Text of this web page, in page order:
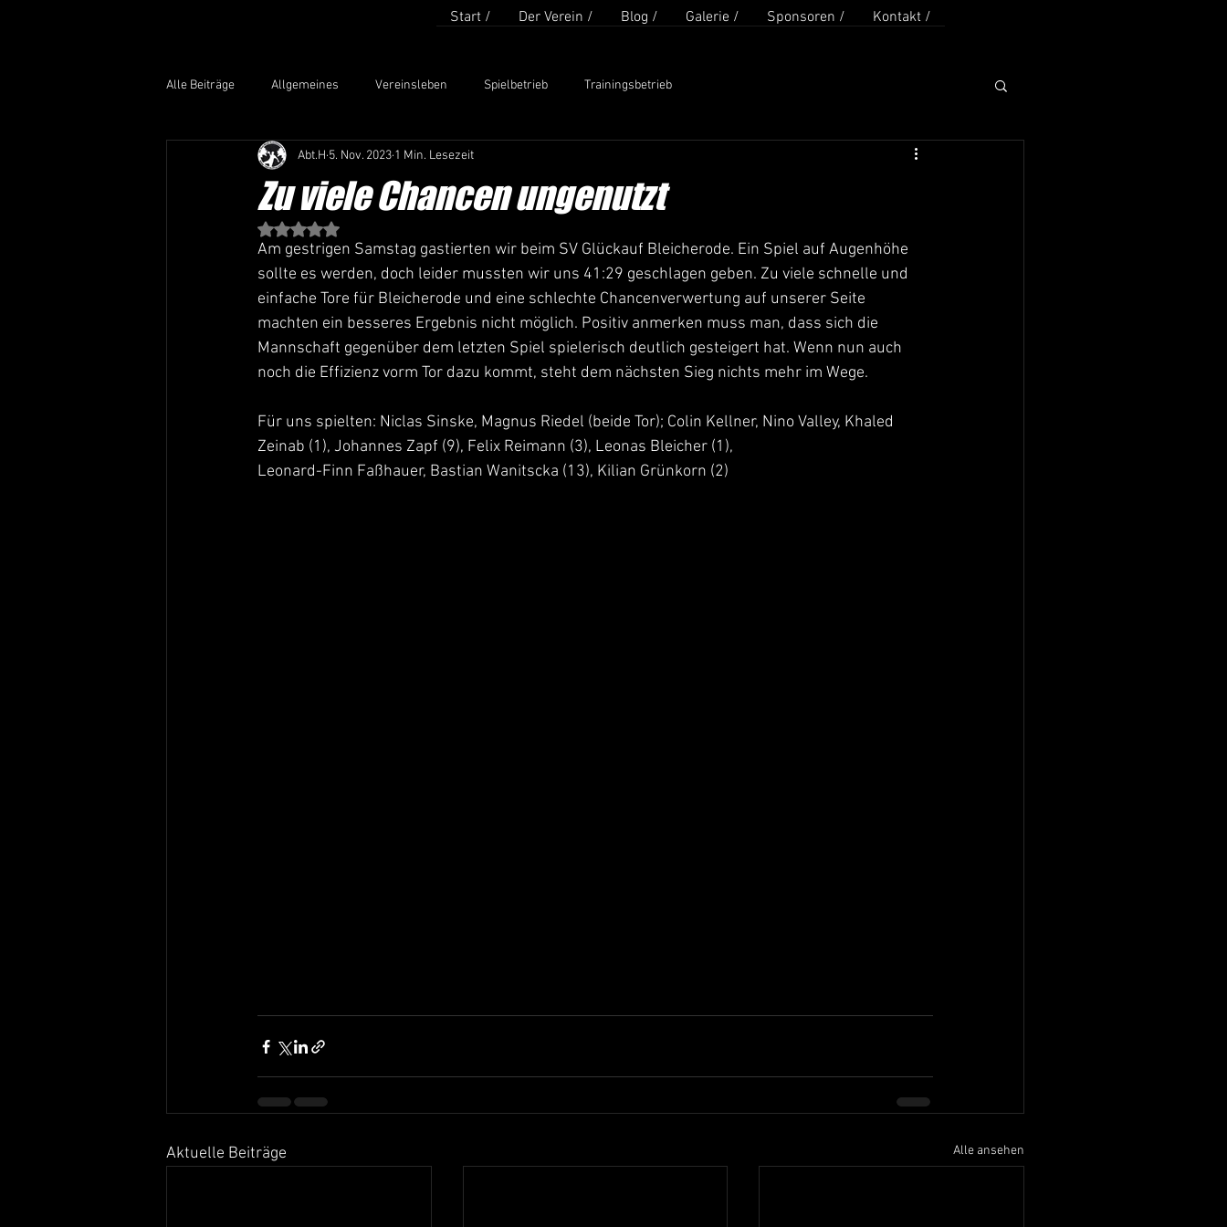
Start / Der Verein / Blog / Galerie / Sponsoren / Kontakt /
Alle Beiträge Allgemeines Vereinsleben Spielbetrieb Trainingsbetrieb
Zu viele Chancen ungenutzt
Abt.H 5. Nov. 2023 1 Min. Lesezeit
Mit NaN von 5 Sternen bewertet.
Am gestrigen Samstag gastierten wir beim SV Glückauf Bleicherode. Ein Spiel auf Augenhöhe
sollte es werden, doch leider mussten wir uns 41:29 geschlagen geben. Zu viele schnelle und
einfache Tore für Bleicherode und eine schlechte Chancenverwertung auf unserer Seite
machten ein besseres Ergebnis nicht möglich. Positiv anmerken muss man, dass sich die
Mannschaft gegenüber dem letzten Spiel spielerisch deutlich gesteigert hat. Wenn nun auch
noch die Effizienz vorm Tor dazu kommt, steht dem nächsten Sieg nichts mehr im Wege.
Für uns spielten: Niclas Sinske, Magnus Riedel (beide Tor); Colin Kellner, Nino Valley, Khaled
Zeinab (1), Johannes Zapf (9), Felix Reimann (3), Leonas Bleicher (1),
Leonard-Finn Faßhauer, Bastian Wanitscka (13), Kilian Grünkorn (2)
Aktuelle Beiträge Alle ansehen